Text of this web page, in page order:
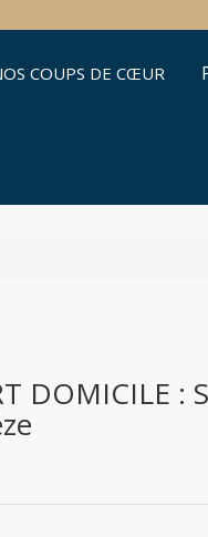
COUPS DE CŒUR
DOMICILE :